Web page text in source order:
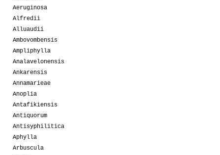
Aeruginosa
Alfredii
Alluaudii
Ambovombensis
Ampliphylla
Analavelonensis
Ankarensis
Annamarieae
Anoplia
Antafikiensis
Antiquorum
Antisyphilitica
Aphylla
Arbuscula